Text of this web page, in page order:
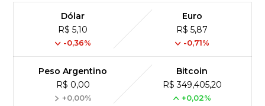
Dólar
R$ 5,10
-0,36%
Euro
R$ 5,87
-0,71%
Peso Argentino
R$ 0,00
+0,00%
Bitcoin
R$ 349,405,20
+0,02%